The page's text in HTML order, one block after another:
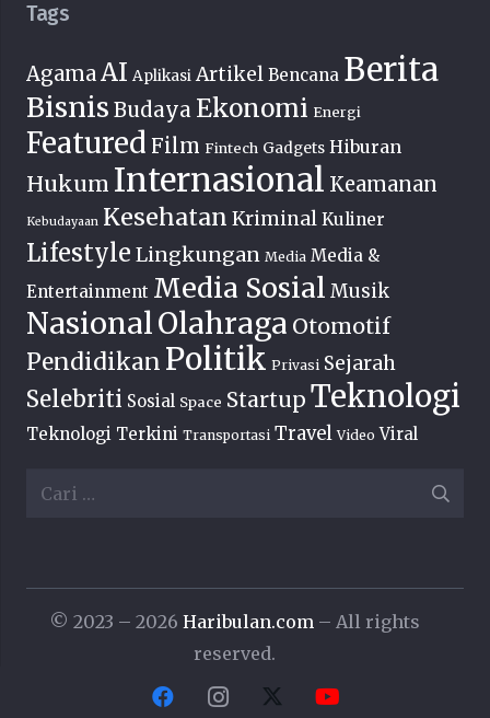
Tags
AgamaAI Aplikasi Artikel Bencana Berita
Bisnis Budaya Ekonomi Energi
Featured Film Fintech Gadgets Hiburan
Hukum Internasional Keamanan
Kebudayaan Kesehatan Kriminal Kuliner
Lifestyle Lingkungan Media Media &
Entertainment Media Sosial Musik
NasionalOlahraga Otomotif
Pendidikan Politik Privasi Sejarah
Selebriti Sosial Space Startup Teknologi
Teknologi Terkini Transportasi Travel Video Viral
Cari
© 2023 – 2026 Haribulan.com – All rights
reserved.